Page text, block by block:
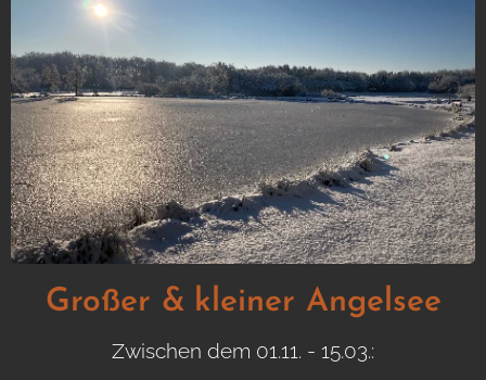
Großer & kleiner Angelsee
Zwischen dem 01.11. - 15.03.: